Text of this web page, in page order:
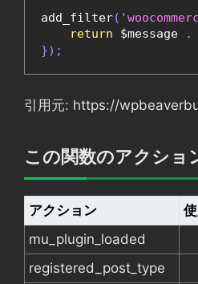
add_filter(
return $message .
});
引用元: https://
この関数のアクショ
アクション
mu_plugin_loaded
registered_post_type